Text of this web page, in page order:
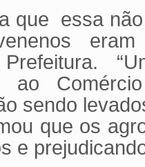
que essa
ao
sendo
que os
e